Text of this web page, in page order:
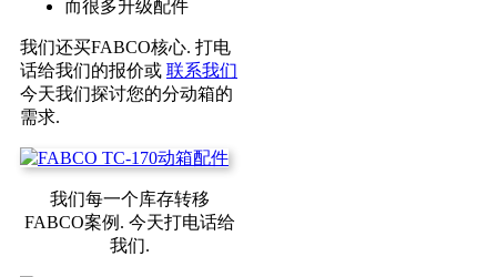
而很多升级配件
我们还买FABCO核心. 打电
话给我们的报价或 联系我们
今天我们探讨您的分动箱的
需求.
我们每一个库存转移
FABCO案例. 今天打电话给
我们.